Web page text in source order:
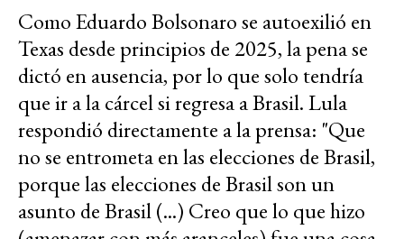
Como Eduardo Bolsonaro se autoexilió en
Texas desde principios de 2025, la pena se
dictó en ausencia, por lo que solo tendría
que ir a la cárcel si regresa a Brasil. Lula
respondió directamente a la prensa: "Que
no se entrometa en las elecciones de Brasil,
porque las elecciones de Brasil son un
asunto de Brasil (...) Creo que lo que hizo